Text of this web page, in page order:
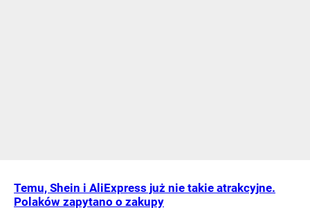
Temu, Shein i AliExpress już nie takie atrakcyjne.
Polaków zapytano o zakupy